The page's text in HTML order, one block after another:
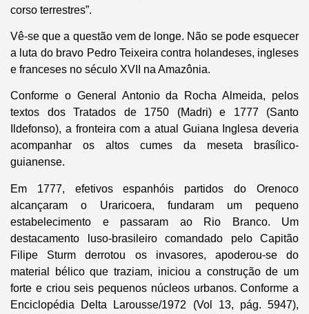
corso terrestres”.
Vê-se que a questão vem de longe. Não se pode esquecer
a luta do bravo Pedro Teixeira contra holandeses, ingleses
e franceses no século XVII na Amazônia.
Conforme o General Antonio da Rocha Almeida, pelos
textos dos Tratados de 1750 (Madri) e 1777 (Santo
Ildefonso), a fronteira com a atual Guiana Inglesa deveria
acompanhar os altos cumes da meseta brasílico-
guianense.
Em 1777, efetivos espanhóis partidos do Orenoco
alcançaram o Uraricoera, fundaram um pequeno
estabelecimento e passaram ao Rio Branco. Um
destacamento luso-brasileiro comandado pelo Capitão
Filipe Sturm derrotou os invasores, apoderou-se do
material bélico que traziam, iniciou a construção de um
forte e criou seis pequenos núcleos urbanos. Conforme a
Enciclopédia Delta Larousse/1972 (Vol 13, pág. 5947),